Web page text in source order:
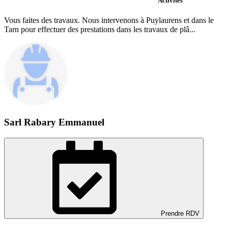
Vous faites des travaux. Nous intervenons à Puylaurens et dans le
Tarn pour effectuer des prestations dans les travaux de plâ...
Sarl Rabary Emmanuel
Prendre RDV